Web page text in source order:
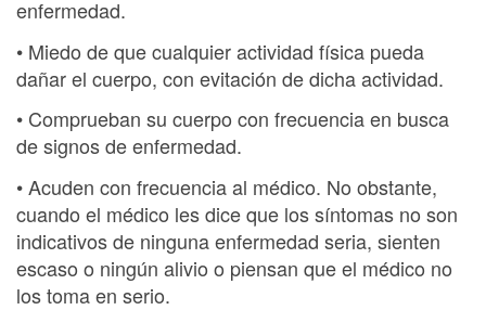
enfermedad.
• Miedo de que cualquier actividad física pueda
dañar el cuerpo, con evitación de dicha actividad.
• Comprueban su cuerpo con frecuencia en busca
de signos de enfermedad.
• Acuden con frecuencia al médico. No obstante,
cuando el médico les dice que los síntomas no son
indicativos de ninguna enfermedad seria, sienten
escaso o ningún alivio o piensan que el médico no
los toma en serio.